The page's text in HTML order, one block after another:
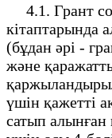
4.1. Грант
кітаптарында
(бұдан әрі -
және
үшін қажетті
сатып алынған